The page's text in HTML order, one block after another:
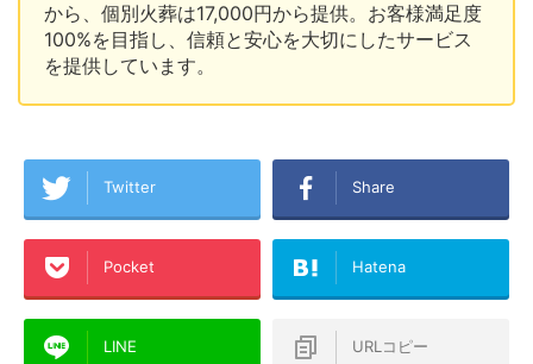
から、個別火葬は17,000円から提供。お客様満足度
100%を目指し、信頼と安心を大切にしたサービス
を提供しています。
Twitter Share
Pocket Hatena
LINE URLコピー